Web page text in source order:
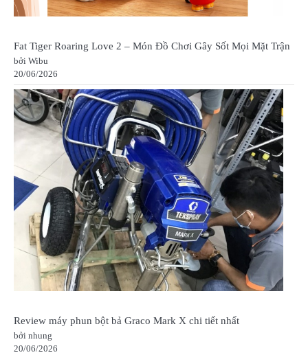
Fat Tiger Roaring Love 2 – Món Đồ Chơi Gây Sốt Mọi Mặt Trận
bởi Wibu
20/06/2026
Review máy phun bột bả Graco Mark X chi tiết nhất
bởi nhung
20/06/2026